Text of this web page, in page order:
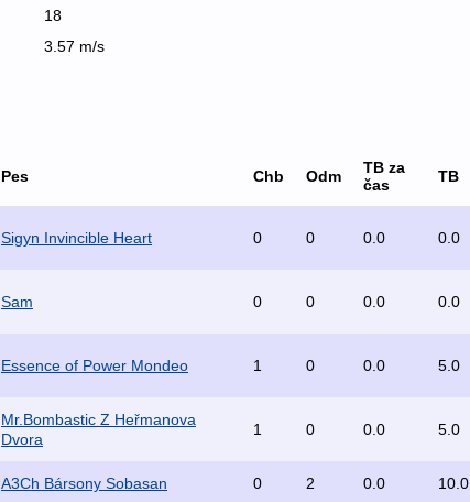
18
3.57 m/s
Pes Chb Odm
TB za
čas
TB
Sigyn Invincible Heart 0 0 0.0 0.0
Sam 0 0 0.0 0.0
Essence of Power Mondeo 1 0 0.0 5.0
Mr.Bombastic Z Heřmanova
Dvora
1 0 0.0 5.0
A3Ch Bársony Sobasan 0 2 0.0 10.0